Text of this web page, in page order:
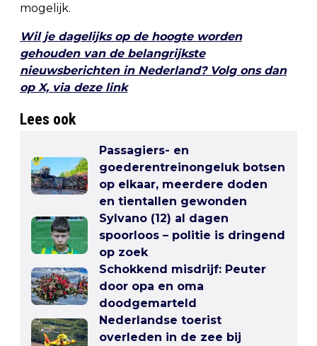
mogelijk.
Wil je dagelijks op de hoogte worden
gehouden van de belangrijkste
nieuwsberichten in Nederland? Volg ons dan
op X, via deze link
Lees ook
Passagiers- en
goederentreinongeluk botsen
op elkaar, meerdere doden
en tientallen gewonden
Sylvano (12) al dagen
spoorloos – politie is dringend
op zoek
Schokkend misdrijf: Peuter
door opa en oma
doodgemarteld
Nederlandse toerist
overleden in de zee bij